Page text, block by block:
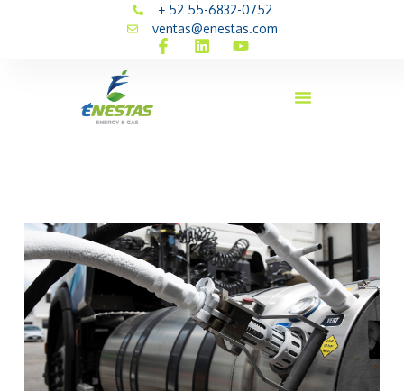
+ 52 55-6832-0752
ventas@enestas.com